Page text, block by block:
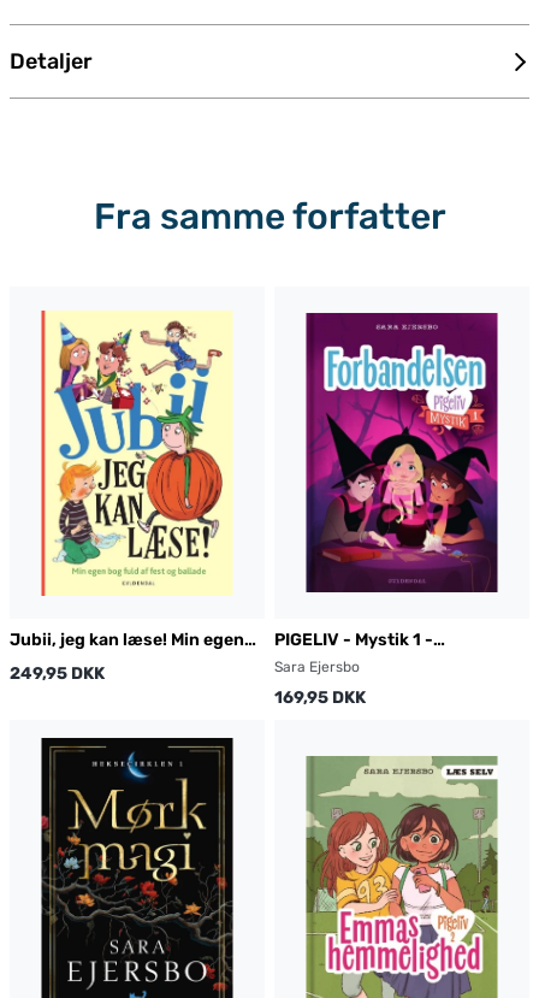
Detaljer
Fra samme forfatter
Jubii, jeg kan læse! Min egen
bog fuld af fest og ballade
249,95 DKK
PIGELIV - Mystik 1 -
Forbandelsen
Sara Ejersbo
169,95 DKK